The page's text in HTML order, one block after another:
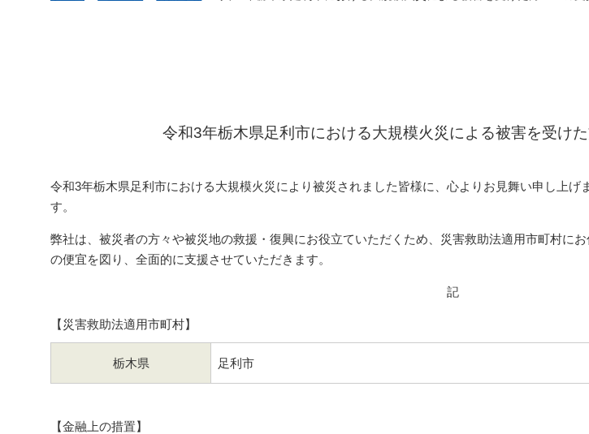
令和3年栃木県足利市における大規模火災による被害を受け
令和3年栃木県足利市における大規模火災により被災されました皆様に、心よりお見舞い申し上げ
す。
弊社は、被災者の方々や被災地の救援・復興にお役立ていただくため、災害救助法適用市町村に
の便宜を図り、全面的に支援させていただきます。
記
【災害救助法適用市町村】
栃木県 足利市
【金融上の措置】